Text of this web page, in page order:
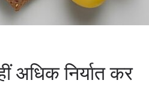
अधिक निर्यात कर